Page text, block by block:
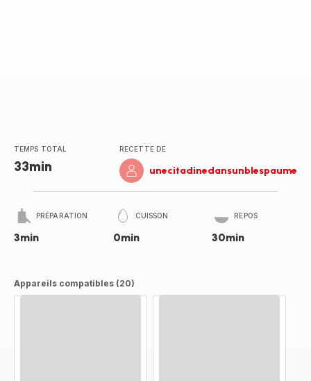
TEMPS TOTAL
33min
RECETTE DE
unecitadinedansunblespaume
PRÉPARATION
3min
CUISSON
0min
REPOS
30min
Appareils compatibles (20)